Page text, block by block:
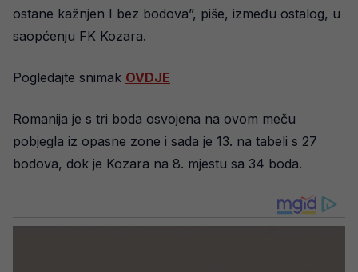
ostane kažnjen I bez bodova”, piše, između ostalog, u
saopćenju FK Kozara.
Pogledajte snimak OVDJE
Romanija je s tri boda osvojena na ovom meču
pobjegla iz opasne zone i sada je 13. na tabeli s 27
bodova, dok je Kozara na 8. mjestu sa 34 boda.